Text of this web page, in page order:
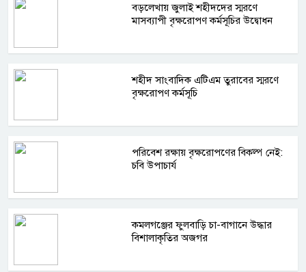
বড়লেখায় জুলাই শহীদদের স্মরণে
মাসব্যাপী বৃক্ষরোপণ কর্মসূচির উদ্বোধন
শহীদ সাংবাদিক এটিএম তুরাবের স্মরণে
বৃক্ষরোপণ কর্মসূচি
পরিবেশ রক্ষায় বৃক্ষরোপণের বিকল্প নেই:
চবি উপাচার্য
কমলগঞ্জের ফুলবাড়ি চা-বাগানে উদ্ধার
বিশালাকৃতির অজগর